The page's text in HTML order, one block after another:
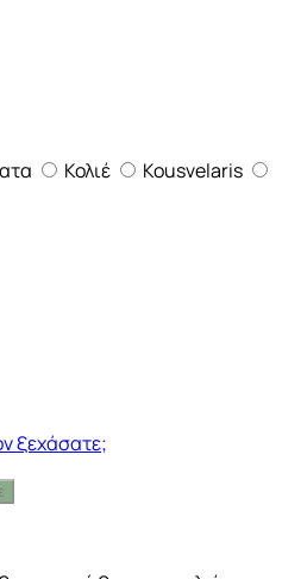
Κολιέ
Kousvelaris
ξεχάσατε;